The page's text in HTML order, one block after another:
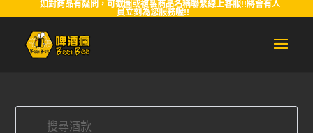
如對商品有疑問，可截圖或複製商品名稱聯繫線上客服!!將會有人
員立刻為您服務喔!!